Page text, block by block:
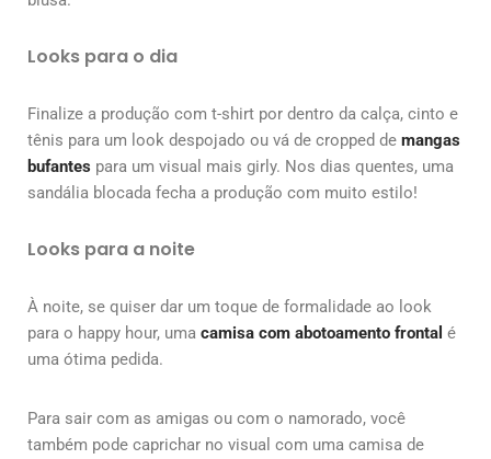
Looks para o dia
Finalize a produção com t-shirt por dentro da calça, cinto e
tênis para um look despojado ou vá de cropped de mangas
bufantes para um visual mais girly. Nos dias quentes, uma
sandália blocada fecha a produção com muito estilo!
Looks para a noite
À noite, se quiser dar um toque de formalidade ao look
para o happy hour, uma camisa com abotoamento frontal é
uma ótima pedida.
Para sair com as amigas ou com o namorado, você
também pode caprichar no visual com uma camisa de